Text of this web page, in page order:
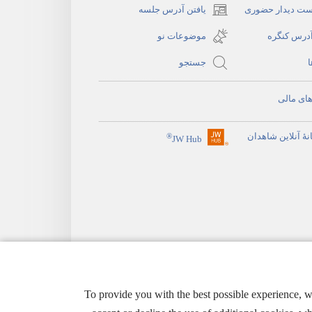
To provide you with the best possible experience,
دیدار حضوری یافتن آدرس جلسه
(opens
new
window)
کنگره موضوعات نو
جستجو
مالی
آنلاین شاهدان
JW Hub
®
(opens